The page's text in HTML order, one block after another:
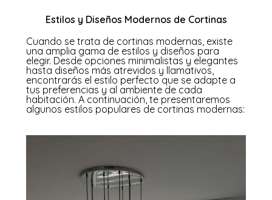
Estilos y Diseños Modernos de Cortinas
Cuando se trata de cortinas modernas, existe
una amplia gama de estilos y diseños para
elegir. Desde opciones minimalistas y elegantes
hasta diseños más atrevidos y llamativos,
encontrarás el estilo perfecto que se adapte a
tus preferencias y al ambiente de cada
habitación. A continuación, te presentaremos
algunos estilos populares de cortinas modernas: